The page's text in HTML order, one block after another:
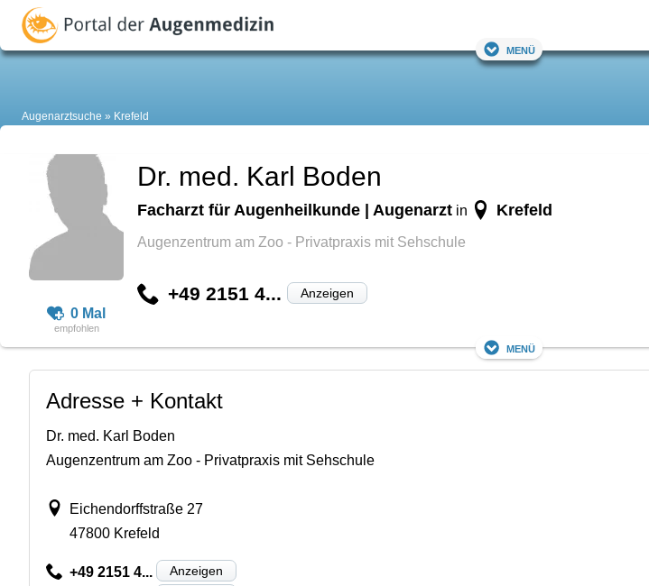
Menü
Augenarztsuche Krefeld
0 Mal
Dr. med. Karl Boden
Facharzt für Augenheilkunde | Augenarzt in Krefeld
Augenzentrum am Zoo - Privatpraxis mit Sehschule
+49 2151 4... Anzeigen
Menü
Adresse + Kontakt
Dr. med. Karl Boden
Augenzentrum am Zoo - Privatpraxis mit Sehschule
Eichendorffstraße 27
47800 Krefeld
+49 2151 4... Anzeigen